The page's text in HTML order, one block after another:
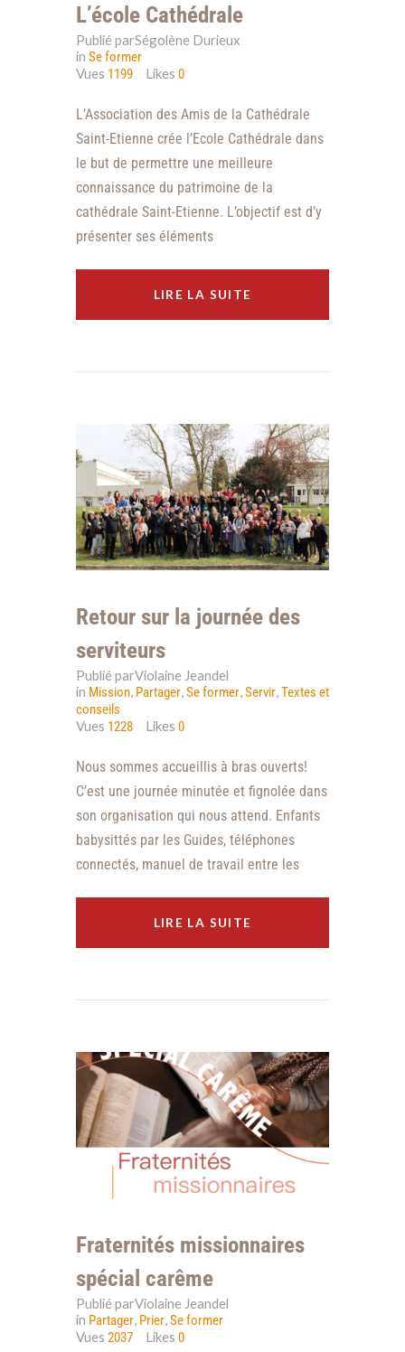
L’école Cathédrale
Publié parSégolène Durieux
in Se former
Vues 1199 Likes0
L’Association des Amis de la Cathédrale
Saint-Etienne crée l’Ecole Cathédrale dans
le but de permettre une meilleure
connaissance du patrimoine de la
cathédrale Saint-Etienne. L’objectif est d’y
présenter ses éléments
LIRE LA SUITE
Retour sur la journée des
serviteurs
Publié parViolaine Jeandel
in Mission, Partager,Se former,Servir,Textes et
conseils
Vues 1228 Likes0
Nous sommes accueillis à bras ouverts!
C’est une journée minutée et fignolée dans
son organisation qui nous attend. Enfants
babysittés par les Guides, téléphones
connectés, manuel de travail entre les
LIRE LA SUITE
Fraternités missionnaires
spécial carême
Publié parViolaine Jeandel
in Partager, Prier,Se former
Vues 2037 Likes0